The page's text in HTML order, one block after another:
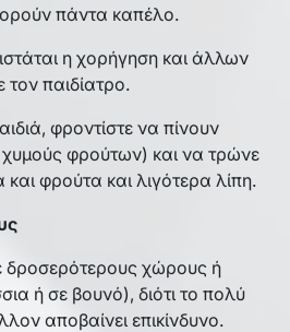
πάντα καπέλο.
η χορήγηση και άλλων
τον παιδίατρο.
φροντίστε να πίνουν
φρούτων) και να τρώνε
φρούτα και λιγότερα λίπη.
δροσερότερους χώρους ή
ή σε βουνό), διότι το πολύ
αποβαίνει επικίνδυνο.